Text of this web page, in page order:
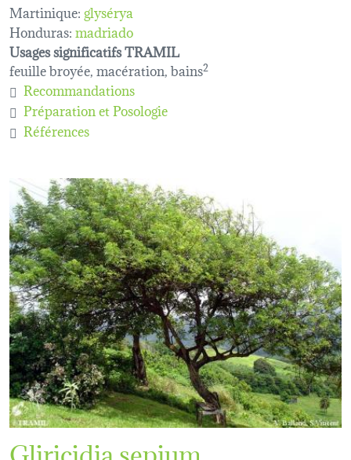
Martinique:glysérya
Honduras:madriado
Usages significatifs TRAMIL
feuille broyée, macération, bains2
Recommandations
Préparation et Posologie
Références
Gliricidia sepium